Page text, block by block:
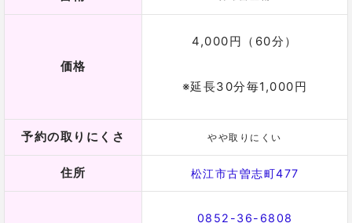
松江市古曽志町477
0852-36-6808
090-2291-4098
詳細 公式HP